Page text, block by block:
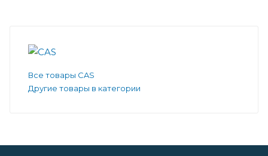
Все товары CAS
Другие товары в категории